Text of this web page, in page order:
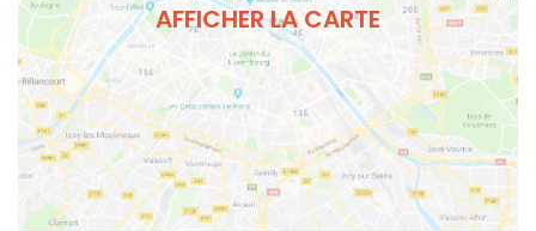
AFFICHER LA CARTE